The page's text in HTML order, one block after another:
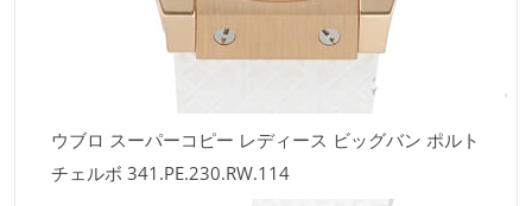
ウブロ スーパーコピー レディース ビッグバン ポルト
チェルボ 341.PE.230.RW.114